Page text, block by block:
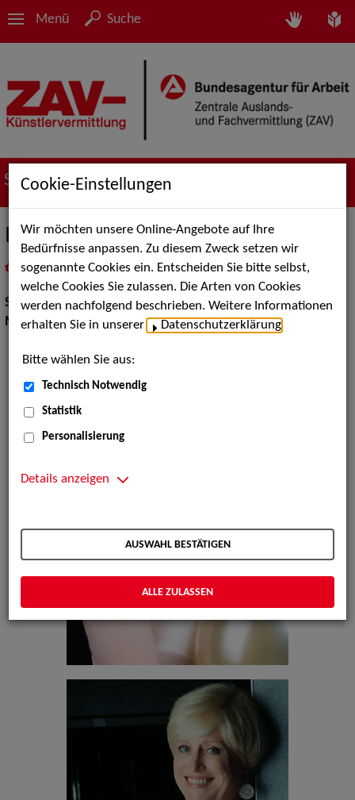
Menü Suche
Suche nach Künstler*innen
Ines-Marie Jaeger
als PDF speichern
inMeine Merklistelegen
Show:Musik Shows
Musik Shows:Sänger / Sängerin
Cookie-Einstellungen
Wir möchten unsere Online-Angebote auf Ihre
Bedürfnisse anpassen. Zu diesem Zweck setzen wir
sogenannte Cookies ein. Entscheiden Sie bitte selbst,
welche Cookies Sie zulassen. Die Arten von Cookies
werden nachfolgend beschrieben. Weitere Informationen
erhalten Sie in unserer
Datenschutzerklärung
Bitte wählen Sie aus:
Technisch Notwendig
Statistik
Personalisierung
Details anzeigen
AUSWAHL BESTÄTIGEN
ALLE ZULASSEN